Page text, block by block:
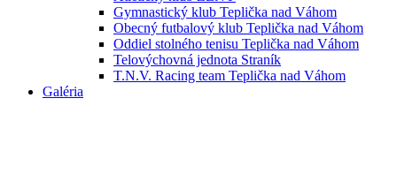
Gymnastický klub Teplička nad Váhom
Obecný futbalový klub Teplička nad Váhom
Oddiel stolného tenisu Teplička nad Váhom
Telovýchovná jednota Straník
T.N.V. Racing team Teplička nad Váhom
Galéria